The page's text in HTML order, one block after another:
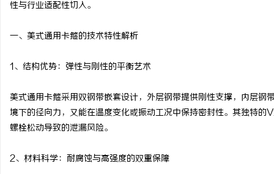
性与行业适配性切入。
一、美式通用卡箍的技术特性解析
1、结构优势：弹性与刚性的平衡艺术
美式通用卡箍采用双钢带嵌套设计，外层钢带提供刚性支撑，内层
境下的径向力，又能在温度变化或振动工况中保持密封性。其独特
螺栓松动导致的泄漏风险。
2、材料科学：耐腐蚀与高强度的双重保障